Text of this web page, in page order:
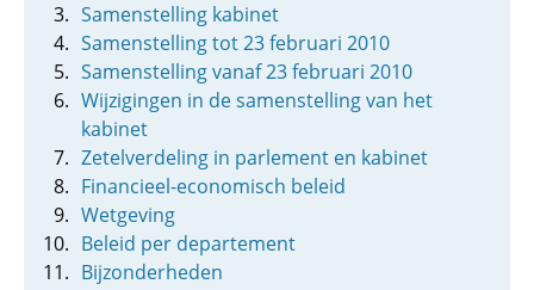
Samenstelling kabinet
Samenstelling tot 23 februari 2010
Samenstelling vanaf 23 februari 2010
Wijzigingen in de samenstelling van het
kabinet
Zetelverdeling in parlement en kabinet
Financieel-economisch beleid
Wetgeving
Beleid per departement
Bijzonderheden